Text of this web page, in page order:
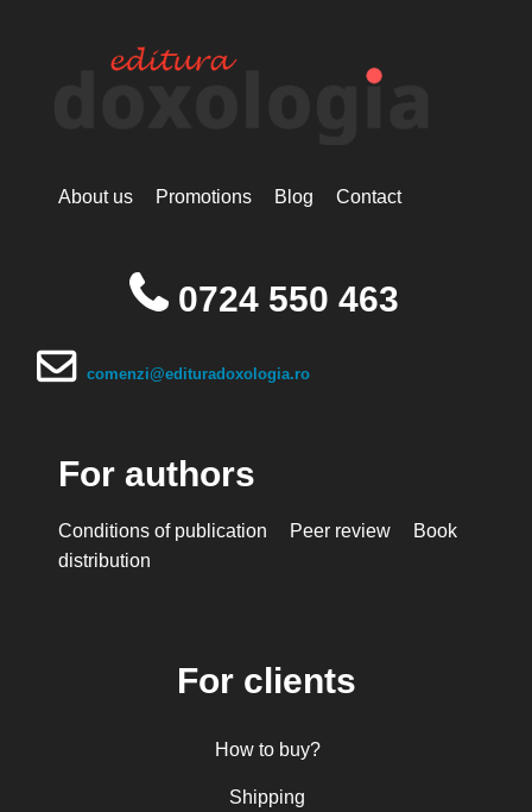
About us Promotions Blog Contact
0724 550 463
comenzi@edituradoxologia.ro
For authors
Conditions of publication Peer review
Book
distribution
For clients
How to buy?
Shipping